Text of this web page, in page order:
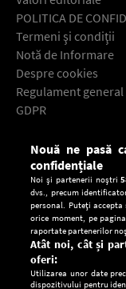
POLITICA DE
Termeni şi condiţii
Notă de Informare
Despre cookies
Regulament general
GDPR
Descarcă gratuit
Nouă ne pasă
confidențiale
Noi și partenerii noștri
dvs., precum
personal. Puteți
orice moment, pe
raportate partenerilor
Atât noi, cât și
oferi:
Utilizarea unor date
dispozitivului pentru